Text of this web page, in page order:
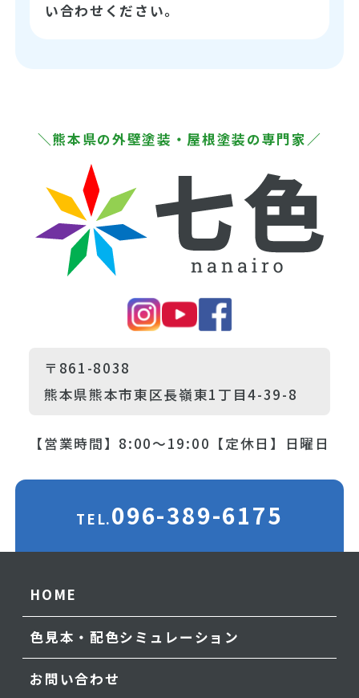
い合わせください。
＼熊本県の外壁塗装・屋根塗装の専門家／
〒861-8038
熊本県熊本市東区長嶺東1丁目4-39-8
【営業時間】8:00～19:00 【定休日】日曜日
TEL.096-389-6175
HOME
色見本・配色シミュレーション
お問い合わせ